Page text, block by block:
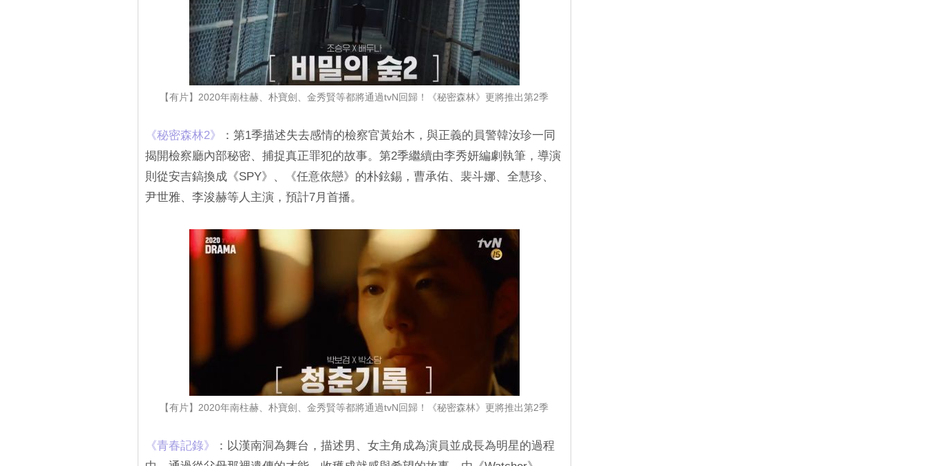
【有片】2020年南柱赫、朴寶劍、金秀賢等都將通過tvN回歸！《秘密森林》更將推出第2季
《秘密森林2》
：第1季描述失去感情的檢察官黃始木，與正義的員警韓汝珍一同
揭開檢察廳內部秘密、捕捉真正罪犯的故事。第2季繼續由李秀妍編劇執筆，導演
則從安吉鎬換成《SPY》、《任意依戀》的朴鉉錫，曹承佑、裴斗娜、全慧珍、
尹世雅、李浚赫等人主演，預計7月首播。
【有片】2020年南柱赫、朴寶劍、金秀賢等都將通過tvN回歸！《秘密森林》更將推出第2季
《青春記錄》
：以漢南洞為舞台，描述男、女主角成為演員並成長為明星的過程